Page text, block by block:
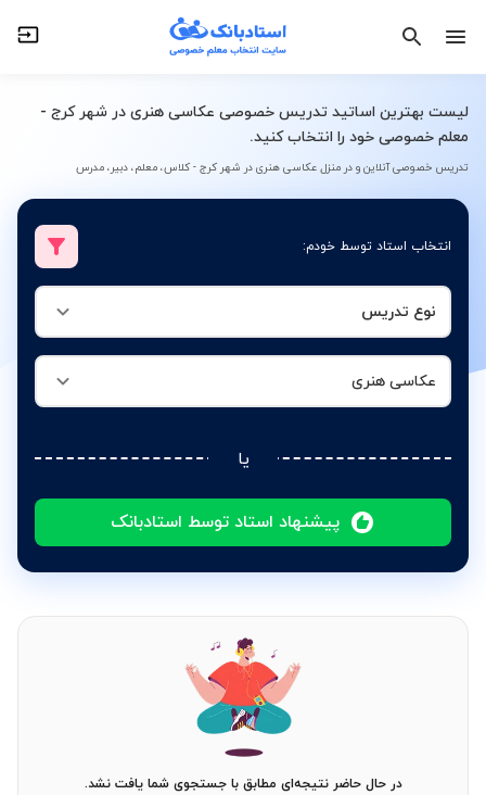
لیست بهترین اساتید تدریس خصوصی عکاسی هنری در شهر کرج -
معلم خصوصی خود را انتخاب کنید.
تدریس خصوصی آنلاین و در منزل عکاسی هنری در شهر کرج - کلاس، معلم، دبیر، مدرس
انتخاب استاد توسط خودم:
نوع تدریس
عکاسی هنری
یا
پیشنهاد استاد توسط استادبانک
عکاسی هنری
در حال حاضر نتیجه‌ای مطابق با جستجوی شما یافت نشد.